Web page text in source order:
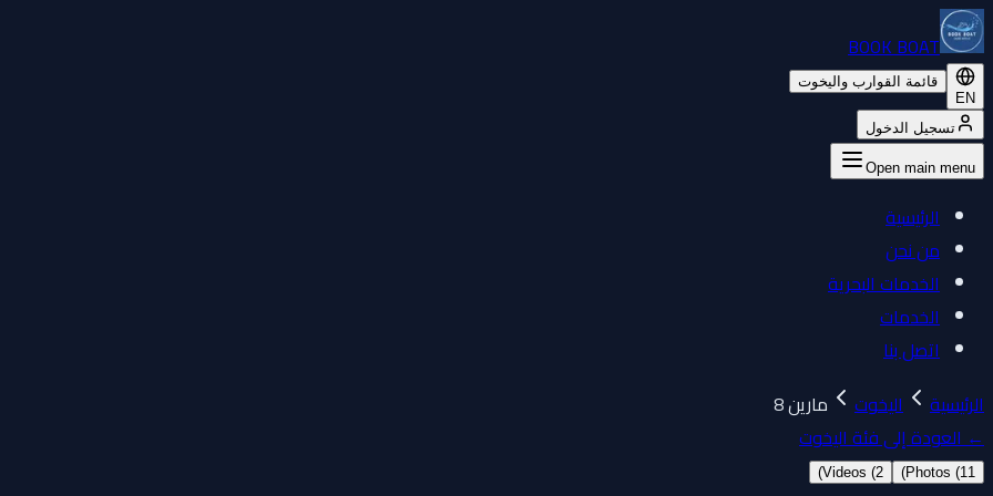
BOOK BOAT
EN
قائمة القوارب واليخوت
تسجيل الدخول
Open main menu
الرئيسية
من نحن
الخدمات البحرية
الخدمات
اتصل بنا
الرئيسية
اليخوت
مارين 8
←العودة إلى فئة اليخوت
Photos (11
)
Videos (2
)